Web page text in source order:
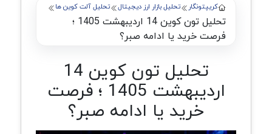
کریپتونگار تحلیل بازار ارز دیجیتال تحلیل آلت کوین ها
تحلیل تون کوین 14 اردیبهشت 1405 ؛
فرصت خرید یا ادامه صبر؟
تحلیل تون کوین 14
اردیبهشت 1405 ؛ فرصت
خرید یا ادامه صبر؟